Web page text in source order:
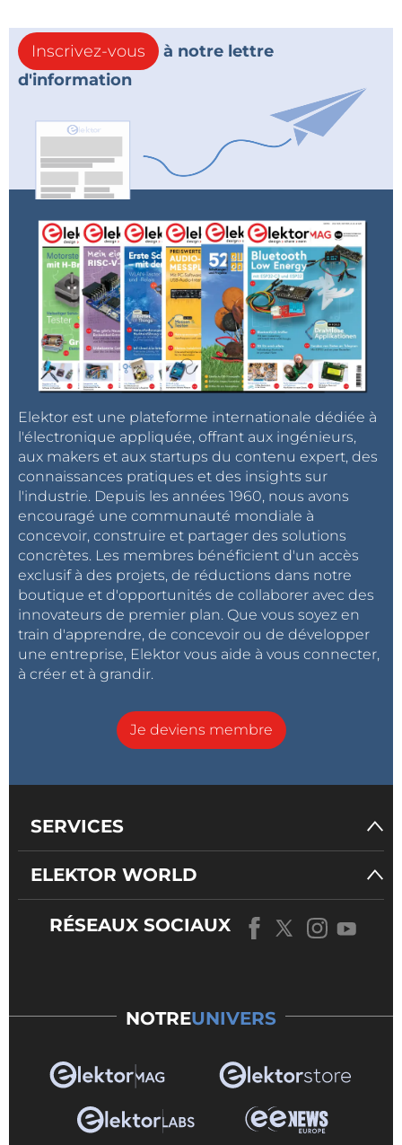
Inscrivez-vous
à notre lettre
d'information
Elektor est une plateforme internationale dédiée à
l'électronique appliquée, offrant aux ingénieurs,
aux makers et aux startups du contenu expert, des
connaissances pratiques et des insights sur
l'industrie. Depuis les années 1960, nous avons
encouragé une communauté mondiale à
concevoir, construire et partager des solutions
concrètes. Les membres bénéficient d'un accès
exclusif à des projets, de réductions dans notre
boutique et d'opportunités de collaborer avec des
innovateurs de premier plan. Que vous soyez en
train d'apprendre, de concevoir ou de développer
une entreprise, Elektor vous aide à vous connecter,
à créer et à grandir.
Je deviens membre
SERVICES
ELEKTOR WORLD
RÉSEAUX SOCIAUX
NOTREUNIVERS